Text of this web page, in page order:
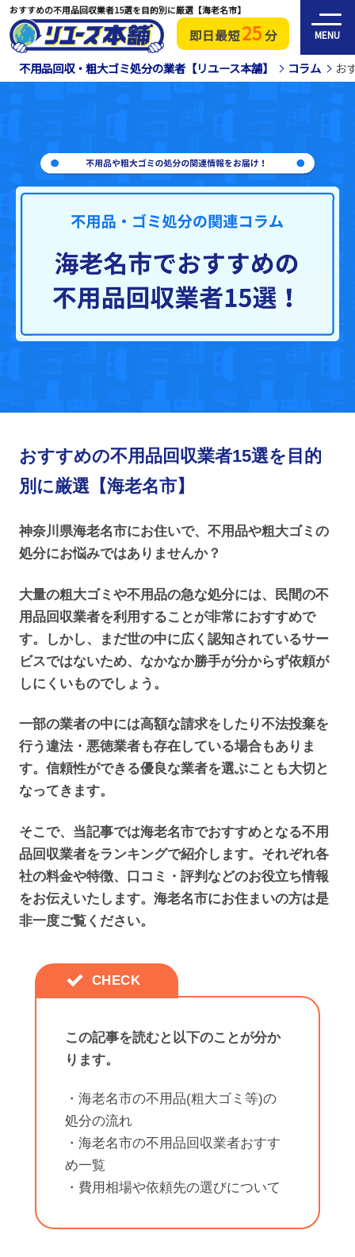
即日最短25分 MENU
おすすめの不用品回収業者15選を目的別に厳選【海老名市】
不用品回収・粗大ゴミ処分の業者【リユース本舗】 コラム お
おすすめの不用品回収業者15選を目的
別に厳選【海老名市】
神奈川県海老名市にお住いで、不用品や粗大ゴミの
処分にお悩みではありませんか？
大量の粗大ゴミや不用品の急な処分には、民間の不
用品回収業者を利用することが非常におすすめで
す。しかし、まだ世の中に広く認知されているサー
ビスではないため、なかなか勝手が分からず依頼が
しにくいものでしょう。
一部の業者の中には高額な請求をしたり不法投棄を
行う違法・悪徳業者も存在している場合もありま
す。信頼性ができる優良な業者を選ぶことも大切と
なってきます。
そこで、当記事では海老名市でおすすめとなる不用
品回収業者をランキングで紹介します。それぞれ各
社の料金や特徴、口コミ・評判などのお役立ち情報
をお伝えいたします。海老名市にお住まいの方は是
非一度ご覧ください。
この記事を読むと以下のことが分か
ります。
・海老名市の不用品(粗大ゴミ等)の
処分の流れ
・海老名市の不用品回収業者おすす
め一覧
・費用相場や依頼先の選びについて